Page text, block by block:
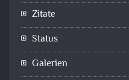
Zitate
Status
Galerien